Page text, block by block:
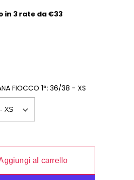
in 3 rate da€33
FIOCCO 1°: 36/38 - XS
al carrello